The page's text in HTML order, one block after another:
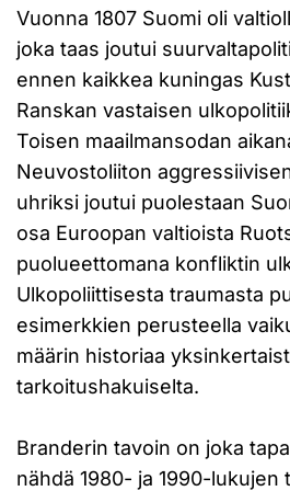
Vuonna 1807 Suomi oli
joka taas joutui
ennen kaikkea kuningas
Ranskan vastaisen
Toisen maailmansodan
Neuvostoliiton
uhriksi joutui puolestaan
osa Euroopan valtioista
puolueettomana konfliktin
Ulkopoliittisesta traumasta
esimerkkien perusteella
määrin historiaa
tarkoitushakuiselta.
Branderin tavoin on joka
nähdä 1980- ja 1990-lukujen